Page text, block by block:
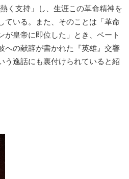
く支持」し、生涯この革命精神を
ている。また、そのことは「革命
が皇帝に即位した」とき、ベート
への献辞が書かれた『英雄』交響
う逸話にも裏付けられていると紹